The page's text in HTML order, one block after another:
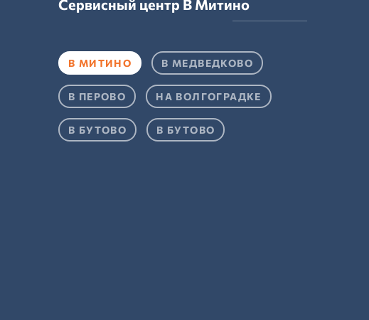
Сервисный центр В Митино
В МИТИНО В МЕДВЕДКОВО
В ПЕРОВО НА ВОЛГОГРАДКЕ
В БУТОВО В БУТОВО